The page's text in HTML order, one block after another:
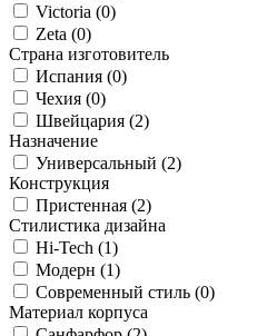
Victoria (0)
Zeta (0)
Страна изготовитель
Испания (0)
Чехия (0)
Швейцария (2)
Назначение
Универсальный (2)
Конструкция
Пристенная (2)
Стилистика дизайна
Hi-Tech (1)
Модерн (1)
Современный стиль (0)
Материал корпуса